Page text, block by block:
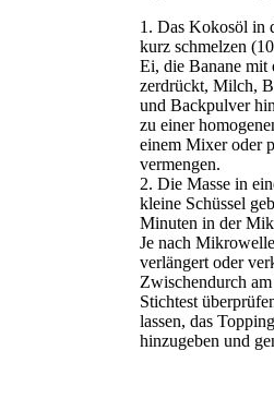
Das Kokosöl in
kurz schmelzen
Ei, die Banane mit
zerdrückt, Milch,
und Backpulver
zu einer
einem Mixer oder
vermengen.
Die Masse in
kleine Schüssel
Minuten in der
Je nach
verlängert oder
Zwischendurch
Stichtest
lassen, das
hinzugeben und